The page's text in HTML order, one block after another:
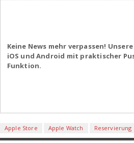
Keine News mehr verpassen!
iOS und Android mit praktischer
Funktion.
Apple Store Apple Watch Reservierung